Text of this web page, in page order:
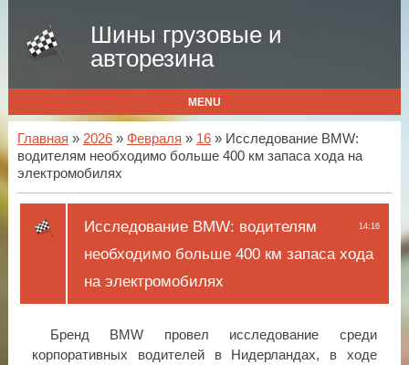
Шины грузовые и
авторезина
MENU
Главная » 2026 » Февраля » 16» Исследование BMW:
водителям необходимо больше 400 км запаса хода на
электромобилях
14:16
Исследование BMW: водителям
необходимо больше 400 км запаса хода
на электромобилях
Бренд BMW провел исследование среди
корпоративных водителей в Нидерландах, в ходе